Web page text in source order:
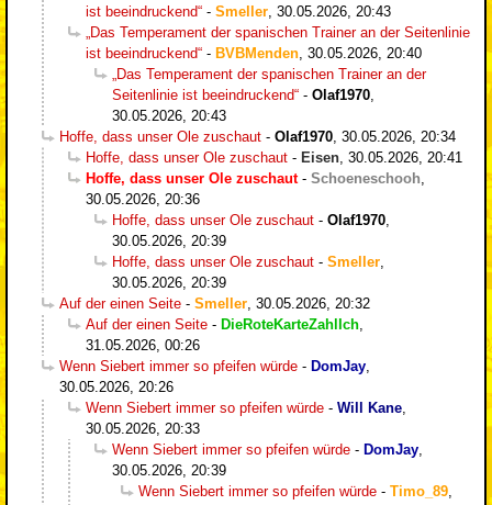
ist beeindruckend“ - Smeller 30.05.2026, 20:43
„Das Temperament der spanischen Trainer an der Seitenlinie
ist beeindruckend“ - BVBMenden 30.05.2026, 20:40
„Das Temperament der spanischen Trainer an der
Seitenlinie ist beeindruckend“ - Olaf1970
30.05.2026, 20:43
Hoffe, dass unser Ole zuschaut - Olaf1970 30.05.2026, 20:34
Hoffe, dass unser Ole zuschaut - Eisen 30.05.2026, 20:41
Hoffe, dass unser Ole zuschaut- Schoeneschooh
30.05.2026, 20:36
Hoffe, dass unser Ole zuschaut - Olaf1970
30.05.2026, 20:39
Hoffe, dass unser Ole zuschaut - Smeller
30.05.2026, 20:39
Auf der einen Seite - Smeller 30.05.2026, 20:32
Auf der einen Seite - DieRoteKarteZahlIch
31.05.2026, 00:26
Wenn Siebert immer so pfeifen würde - DomJay
30.05.2026, 20:26
Wenn Siebert immer so pfeifen würde - Will Kane
30.05.2026, 20:33
Wenn Siebert immer so pfeifen würde - DomJay
30.05.2026, 20:39
Wenn Siebert immer so pfeifen würde - Timo_89